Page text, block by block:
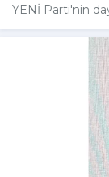
YENİ Parti'nin